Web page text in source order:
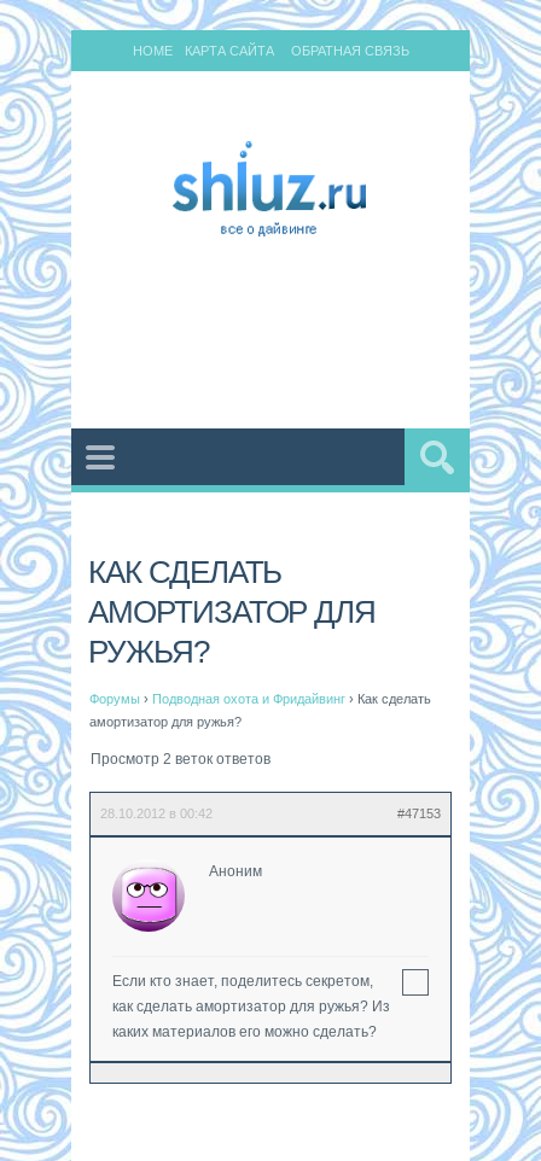
HOME КАРТА САЙТА ОБРАТНАЯ СВЯЗЬ
КАК СДЕЛАТЬ
АМОРТИЗАТОР ДЛЯ
РУЖЬЯ?
Форумы › Подводная охота и Фридайвинг › Как сделать
амортизатор для ружья?
Просмотр 2 веток ответов
28.10.2012 в 00:42 #47153
Аноним
Если кто знает, поделитесь секретом,
как сделать амортизатор для ружья? Из
каких материалов его можно сделать?